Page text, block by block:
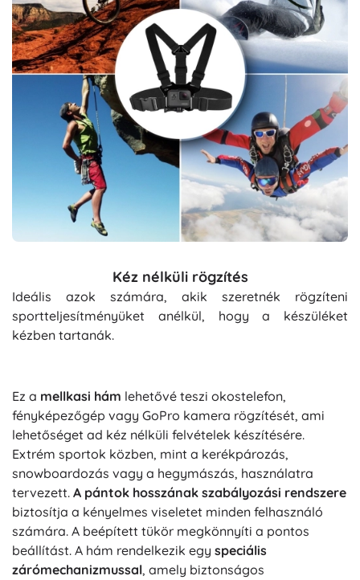
Kéz nélküli rögzítés
Ideális azok számára, akik szeretnék rögzíteni
sportteljesítményüket anélkül, hogy a készüléket
kézben tartanák.
Ez a mellkasi hám lehetővé teszi okostelefon,
fényképezőgép vagy GoPro kamera rögzítését, ami
lehetőséget ad kéz nélküli felvételek készítésére.
Extrém sportok közben, mint a kerékpározás,
snowboardozás vagy a hegymászás, használatra
tervezett. A pántok hosszának szabályozási rendszere
biztosítja a kényelmes viseletet minden felhasználó
számára. A beépített tükör megkönnyíti a pontos
beállítást. A hám rendelkezik egy speciális
zárómechanizmussal, amely biztonságos